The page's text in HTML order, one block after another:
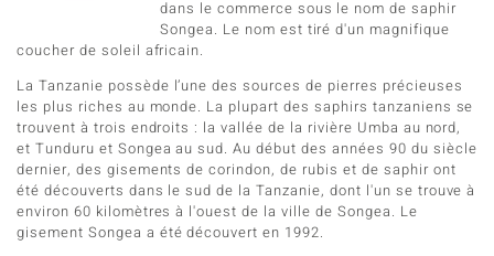
dans le commerce sous le nom de saphir
Songea. Le nom est tiré d'un magnifique
coucher de soleil africain.
La Tanzanie possède l’une des sources de pierres précieuses
les plus riches au monde. La plupart des saphirs tanzaniens se
trouvent à trois endroits : la vallée de la rivière Umba au nord,
et Tunduru et Songea au sud. Au début des années 90 du siècle
dernier, des gisements de corindon, de rubis et de saphir ont
été découverts dans le sud de la Tanzanie, dont l'un se trouve à
environ 60 kilomètres à l'ouest de la ville de Songea. Le
gisement Songea a été découvert en 1992.